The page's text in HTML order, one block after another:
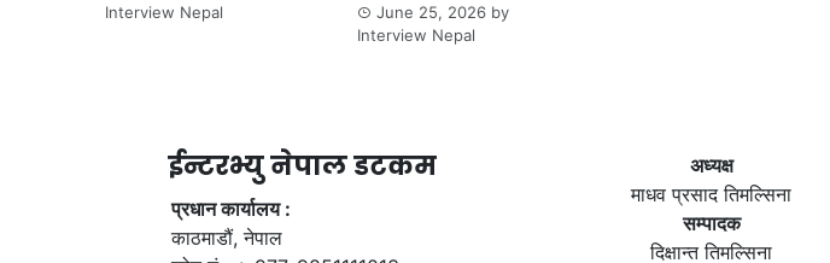
Interview Nepal
June 25, 2026 by
Interview Nepal
ईन्टरभ्यु नेपाल डटकम
प्रधान कार्यालय :
काठमाडौं, नेपाल
अध्यक्ष
माधव प्रसाद तिमल्सिना
सम्पादक
दिक्षान्त तिमल्सिना